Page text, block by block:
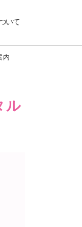
いて
内
ル